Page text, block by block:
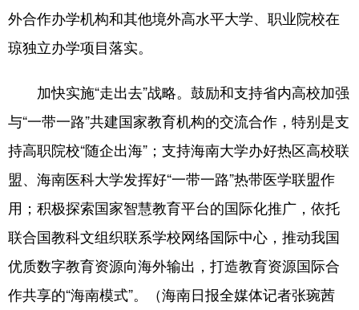
外合作办学机构和其他境外高水平大学、职业院校在
琼独立办学项目落实。
加快实施“走出去”战略。鼓励和支持省内高校加强
与“一带一路”共建国家教育机构的交流合作，特别是支
持高职院校“随企出海”；支持海南大学办好热区高校联
盟、海南医科大学发挥好“一带一路”热带医学联盟作
用；积极探索国家智慧教育平台的国际化推广，依托
联合国教科文组织联系学校网络国际中心，推动我国
优质数字教育资源向海外输出，打造教育资源国际合
作共享的“海南模式”。（海南日报全媒体记者张琬茜